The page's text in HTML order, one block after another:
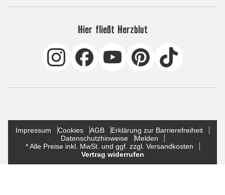
Hier fließt Herzblut
Impressum Cookies AGB
Erklärung zur Barrierefreiheit
Datenschutzhinweise
Melden
* Alle Preise inkl. MwSt. und ggf. zzgl. Versandkosten
Vertrag widerrufen